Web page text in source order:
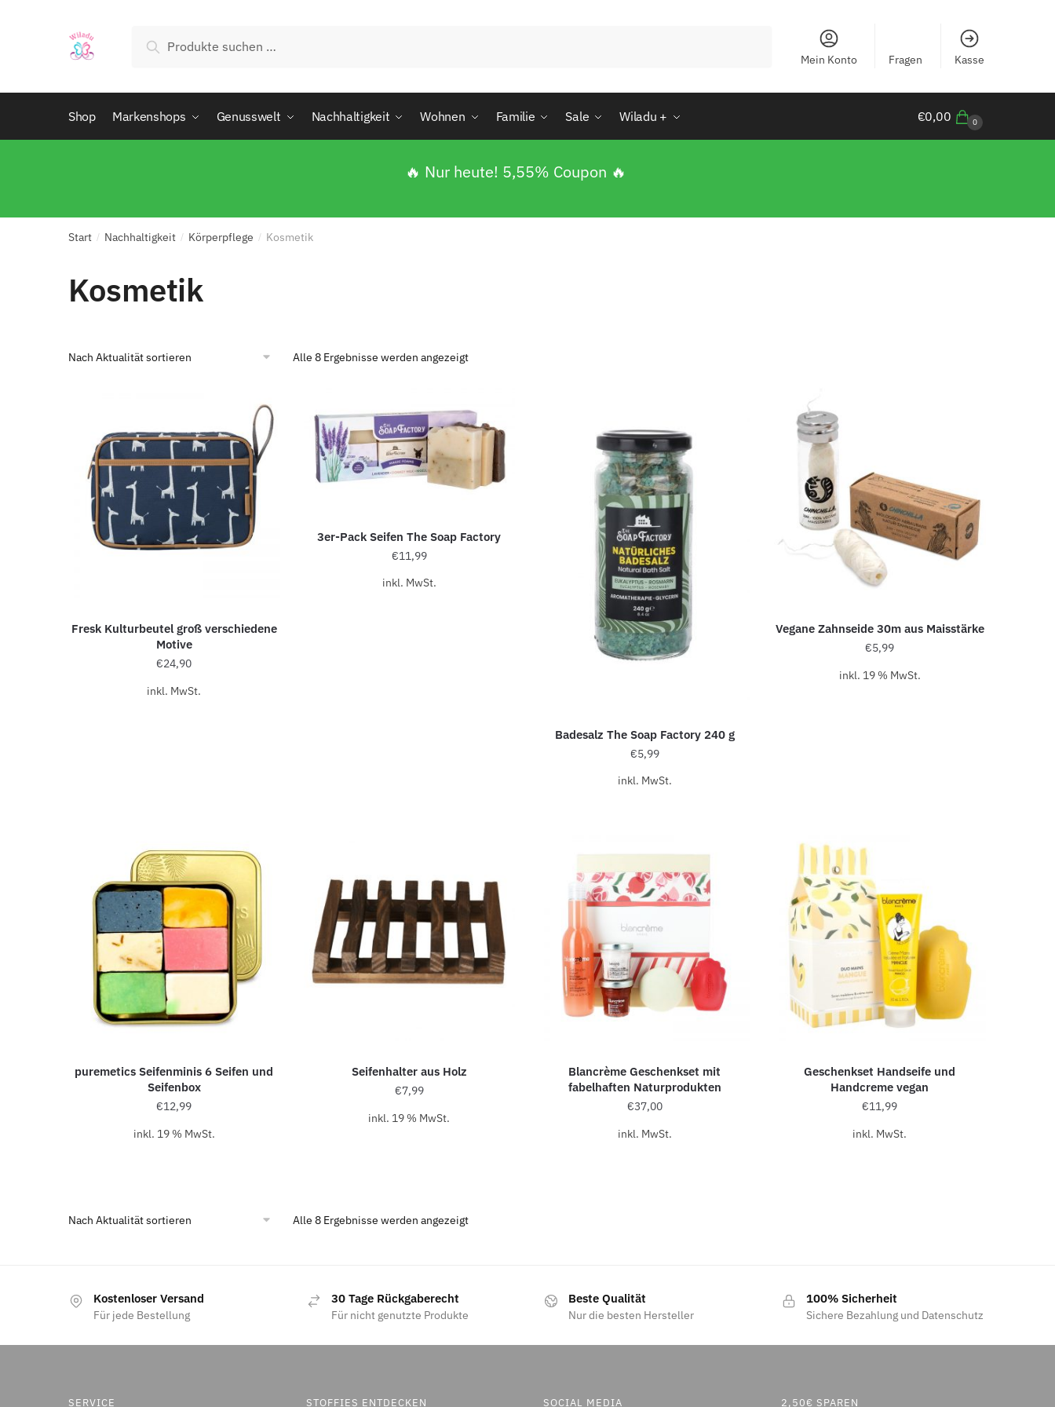
Suchen
Mein Konto Fragen Kasse
Shop Markenshops Genusswelt Nachhaltigkeit Wohnen Familie Sale Wiladu + €0,00 0
🔥 Nur heute! 5,55% Coupon 🔥
Start / Nachhaltigkeit / Körperpflege / Kosmetik
Kosmetik
Alle 8 Ergebnisse werden angezeigt
Fresk Kulturbeutel groß verschiedene
Motive
€24,90
inkl. MwSt.
3er-Pack Seifen The Soap Factory
€11,99
inkl. MwSt.
Badesalz The Soap Factory 240 g
€5,99
inkl. MwSt.
Vegane Zahnseide 30m aus Maisstärke
€5,99
inkl. 19 % MwSt.
puremetics Seifenminis 6 Seifen und
Seifenbox
€12,99
inkl. 19 % MwSt.
Seifenhalter aus Holz
€7,99
inkl. 19 % MwSt.
Blancrème Geschenkset mit
fabelhaften Naturprodukten
€37,00
inkl. MwSt.
Geschenkset Handseife und
Handcreme vegan
€11,99
inkl. MwSt.
Alle 8 Ergebnisse werden angezeigt
Kostenloser Versand
Für jede Bestellung
30 Tage Rückgaberecht
Für nicht genutzte Produkte
Beste Qualität
Nur die besten Hersteller
100% Sicherheit
Sichere Bezahlung und Datenschutz
SERVICE STOFFIES ENTDECKEN SOCIAL MEDIA 2,50€ SPAREN